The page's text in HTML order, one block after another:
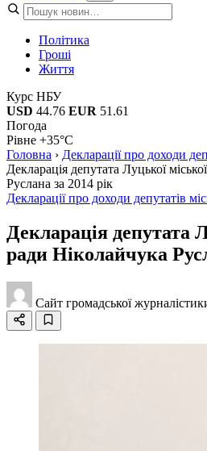
Політика
Гроші
Життя
Курс НБУ
USD 44.76 EUR 51.61
Погода
Рівне +35°C
Головна › Декларації про доходи
Декларація депутата Луцької
Руслана за 2014 рік
Декларації про доходи депутатів
Декларація депутата
ради Ніколайчука
Сайт громадської